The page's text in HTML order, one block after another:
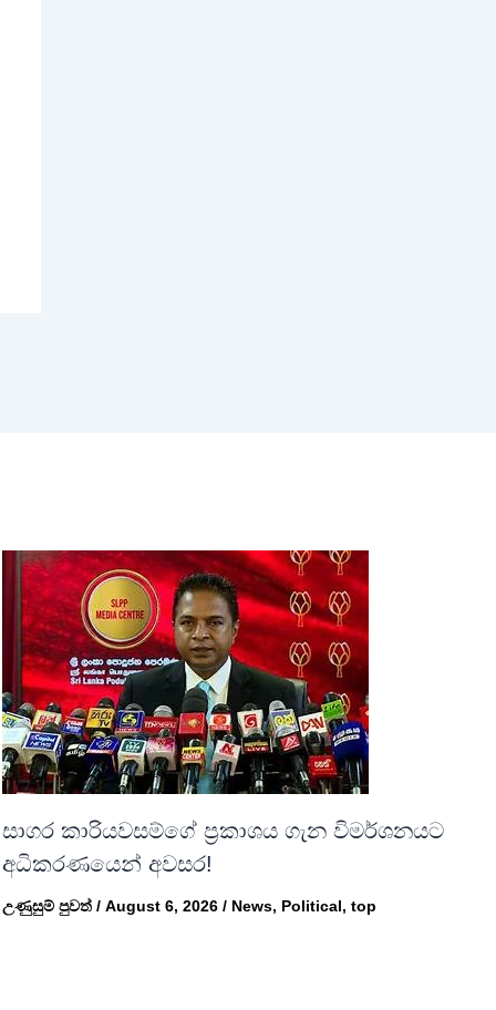
සාගර කාරියවසම්ගේ ප්‍රකාශය ගැන විමර්ශනයට
අධිකරණයෙන් අවසර!
උණුසුම් පුවත්/ August 6, 2026 / News, Political, top